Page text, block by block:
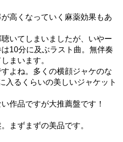
高くなっていく麻薬効果もあ
いてしまいましたが、いやー
10分に及ぶラスト曲。無伴奏
まいます。
よね。多くの横顔ジャケのな
入るくらいの美しいジャケット
作品ですが大推薦盤です！
まずまずの美品です。